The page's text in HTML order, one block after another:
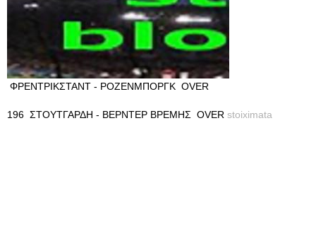
ΦΡΕΝΤΡΙΚΣΤΑΝΤ - ΡΟΖΕΝΜΠΟΡΓΚ OVER
196 ΣΤΟΥΤΓΑΡΔΗ - ΒΕΡΝΤΕΡ ΒΡΕΜΗΣ OVER stoiximata